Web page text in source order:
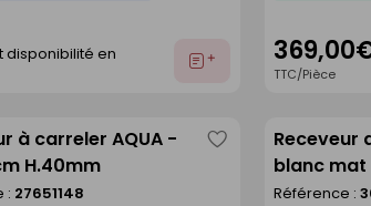
disponibilité en
Ajouter
TTC/Pièce
à carreler AQUA -
H.40mm
: 27651148
Enregistrer
comme
Receveur
blanc mat
90 cm
Référence :